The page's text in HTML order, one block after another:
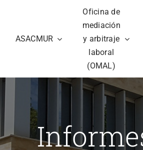
ASACMUR
Oficina de
mediación
y arbitraje
laboral
(OMAL)